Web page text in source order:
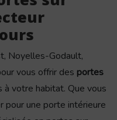
Noyelles-Godault,
vous offrir des portes
votre habitat. Que vous
pour une porte intérieure